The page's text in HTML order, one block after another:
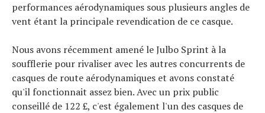
performances aérodynamiques sous plusieurs angles de
vent étant la principale revendication de ce casque.
Nous avons récemment amené le Julbo Sprint à la
soufflerie pour rivaliser avec les autres concurrents de
casques de route aérodynamiques et avons constaté
qu'il fonctionnait assez bien. Avec un prix public
conseillé de 122 £, c'est également l'un des casques de